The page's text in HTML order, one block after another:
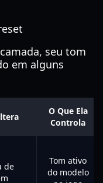
seu tom
em alguns
O Que Ela
Controla
de
Tom ativo
do modelo